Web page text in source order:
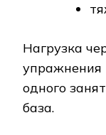
Нагрузка
упражнения
одного
база.